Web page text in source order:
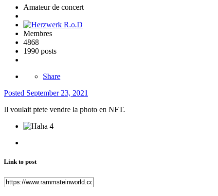
Amateur de concert
Membres
4868
1990 posts
Share
Posted September 23, 2021
Il voulait ptete vendre la photo en NFT.
4
Link to post